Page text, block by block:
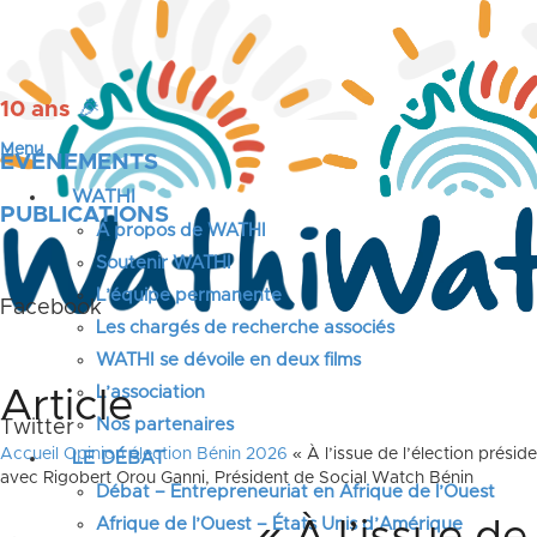
10 ans 🎉
ÉVÉNEMENTS
PUBLICATIONS
Facebook
Twitter
Menu
WATHI
A propos de WATHI
Soutenir WATHI
L’équipe permanente
Les chargés de recherche associés
WATHI se dévoile en deux films
L’association
Nos partenaires
LE DÉBAT
Débat – Entrepreneuriat en Afrique de l’Ouest
Afrique de l’Ouest – États Unis d’Amérique
Article
Accueil Opinion élection Bénin 2026 « À l’issue de l’élection
avec Rigobert Orou Ganni, Président de Social Watch Bénin